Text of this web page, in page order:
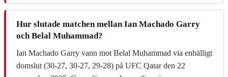
Hur slutade matchen mellan Ian Machado Garry
och Belal Muhammad?
Ian Machado Garry vann mot Belal Muhammad via enhälligt
domslut (30-27, 30-27, 29-28) på UFC Qatar den 22